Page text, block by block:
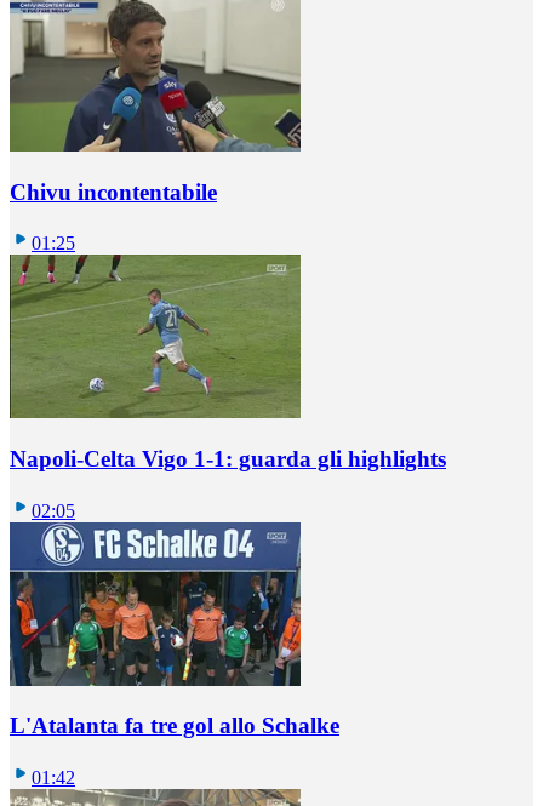
Chivu incontentabile
01:25
Napoli-Celta Vigo 1-1: guarda gli highlights
02:05
L'Atalanta fa tre gol allo Schalke
01:42